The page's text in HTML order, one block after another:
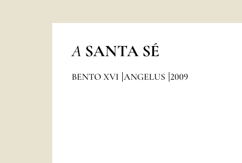
A SANTA SÉ
BENTO XVI ANGELUS 2009